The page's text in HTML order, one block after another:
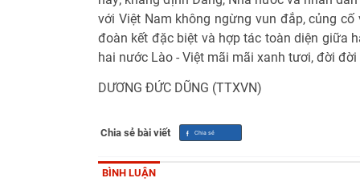
với Việt Nam không ngừng vun đắp, củng
đoàn kết đặc biệt và hợp tác toàn diện giữa
hai nước Lào - Việt mãi mãi xanh tươi, đời đời
DƯƠNG ĐỨC DŨNG (TTXVN)
Chia sẻ bài viết
BÌNH LUẬN